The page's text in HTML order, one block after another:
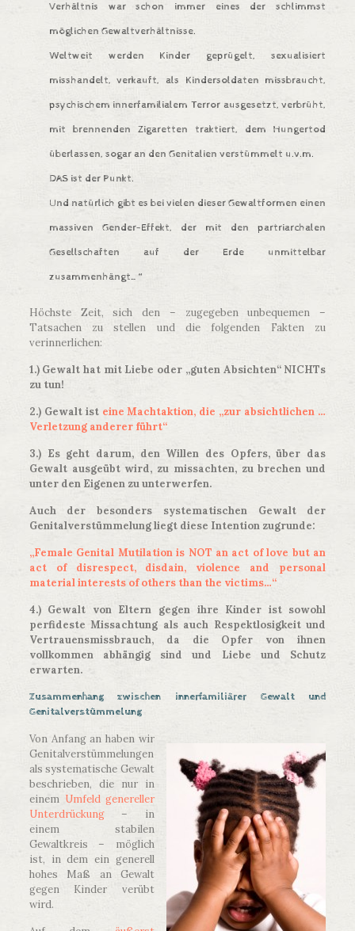
Verhältnis war schon immer eines der schlimmst
möglichen Gewaltverhältnisse.
Weltweit werden Kinder geprügelt, sexualisiert
misshandelt, verkauft, als Kindersoldaten missbraucht,
psychischem innerfamilialem Terror ausgesetzt, verbrüht,
mit brennenden Zigaretten traktiert, dem Hungertod
überlassen, sogar an den Genitalien verstümmelt u.v.m.
DAS ist der Punkt.
Und natürlich gibt es bei vielen dieser Gewaltformen einen
massiven Gender-Effekt, der mit den partriarchalen
Gesellschaften auf der Erde unmittelbar
zusammenhängt…“
Höchste Zeit, sich den – zugegeben unbequemen –
Tatsachen zu stellen und die folgenden Fakten zu
verinnerlichen:
1.) Gewalt hat mit Liebe oder „guten Absichten“ NICHTs
zu tun!
2.) Gewalt ist eine Machtaktion, die „zur absichtlichen …
Verletzung anderer führt“
3.) Es geht darum, den Willen des Opfers, über das
Gewalt ausgeübt wird, zu missachten, zu brechen und
unter den Eigenen zu unterwerfen.
Auch der besonders systematischen Gewalt der
Genitalverstümmelung liegt diese Intention zugrunde:
„Female Genital Mutilation is NOT an act of love but an
act of disrespect, disdain, violence and personal
material interests of others than the victims…“
4.) Gewalt von Eltern gegen ihre Kinder ist sowohl
perfideste Missachtung als auch Respektlosigkeit und
Vertrauensmissbrauch, da die Opfer von ihnen
vollkommen abhängig sind und Liebe und Schutz
erwarten.
Zusammenhang zwischen innerfamiliärer Gewalt und
Genitalverstümmelung
Von Anfang an haben wir
Genitalverstümmelungen
als systematische Gewalt
beschrieben, die nur in
einem Umfeld genereller
Unterdrückung– in
einem stabilen
Gewaltkreis – möglich
ist, in dem ein generell
hohes Maß an Gewalt
gegen Kinder verübt
wird.